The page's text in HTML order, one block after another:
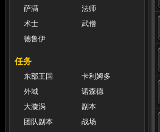
萨满
法师
术士
武僧
德鲁伊
任务
东部王国
卡利姆多
外域
诺森德
大漩涡
副本
团队副本
战场